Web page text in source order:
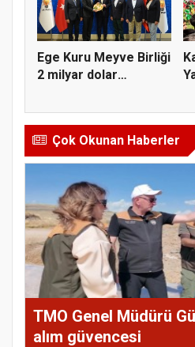
Ege Kuru Meyve Birliği
2 milyar dolar
Çok Okunan Haberler
TMO Genel Müdürü
alım güvencesi